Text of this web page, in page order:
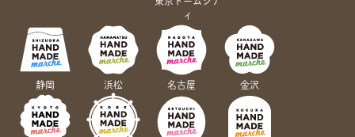
ィ
静岡 浜松 名古屋 金沢